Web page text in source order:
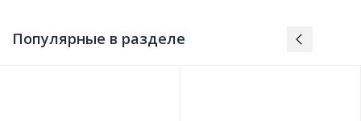
Популярные в разделе